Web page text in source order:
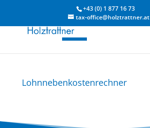
+43 (0) 1 877 16 73
tax-office@holztrattner.at
Lohnnebenkostenrechner